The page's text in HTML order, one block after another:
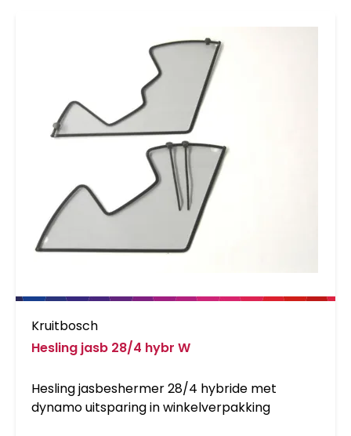
Kruitbosch
Hesling jasb 28/4 hybr W
Hesling jasbeshermer 28/4 hybride met
dynamo uitsparing in winkelverpakking